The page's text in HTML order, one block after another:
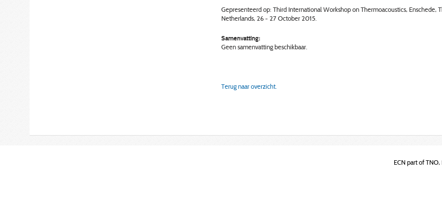
Gepresenteerd op: Third International Workshop on Thermoacoustics, Enschede,
Netherlands, 26 - 27 October 2015.
Samenvatting:
Geen samenvatting beschikbaar.
Terug naar overzicht.
ECN part of TNO,